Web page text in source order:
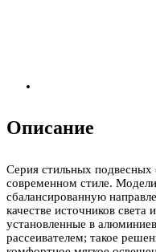
Описание
Серия стильных подвесных
современном стиле.
сбалансированную
качестве источников
установленные в
рассеивателем; такое